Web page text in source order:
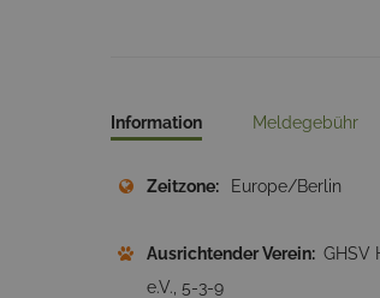
Information Meldegebühr
Zeitzone: Europe/Berlin
Ausrichtender Verein: GHSV
e.V., 5-3-9